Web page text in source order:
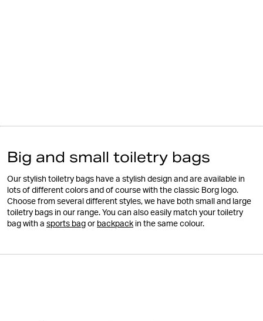
Big and small toiletry bags
Our stylish toiletry bags have a stylish design and are available in
lots of different colors and of course with the classic Borg logo.
Choose from several different styles, we have both small and large
toiletry bags in our range. You can also easily match your toiletry
bag with a sports bag or backpack in the same colour.